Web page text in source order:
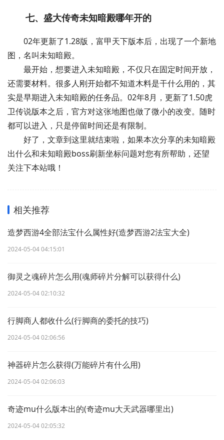
七、盛大传奇未知暗殿哪年开的
02年更新了1.28版，富甲天下版本后，出现了一个新地
图，名叫未知暗殿。
最开始，想要进入未知暗殿，不仅只在固定时间开放，
还需要材料。很多人刚开始都不知道木料是干什么用的，其
实是早期进入未知暗殿的任务品。02年8月，更新了1.50虎
卫传说版本之后，官方对这张地图也做了微小的改变。随时
都可以进入，只是停留时间还是有限制。
好了，文章到这里就结束啦，如果本次分享的未知暗殿
出什么和未知暗殿boss刷新坐标问题对您有所帮助，还望
关注下本站哦！
相关推荐
造梦西游4全部法宝什么属性好(造梦西游2法宝大全)
2024-05-04 04:15:01
御灵之魂碎片怎么用(魂师碎片分解可以获得什么)
2024-05-04 02:10:32
行脚商人都收什么(行脚商的委托的技巧)
2024-05-04 02:06:56
神器碎片怎么获得(万能碎片有什么用)
2024-05-04 02:06:03
奇迹mu什么版本出的(奇迹mu大天武器哪里出)
2024-05-04 02:05:32